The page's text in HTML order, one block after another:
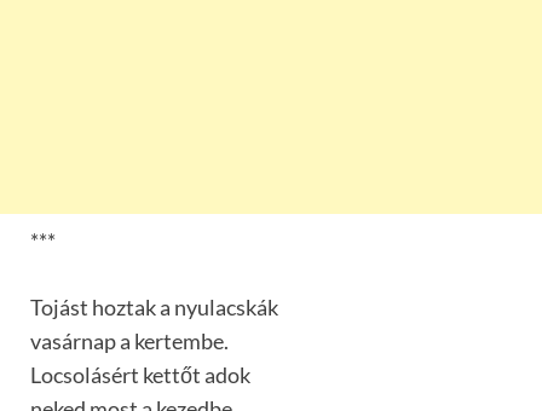
***
Tojást hoztak a nyulacskák
vasárnap a kertembe.
Locsolásért kettőt adok